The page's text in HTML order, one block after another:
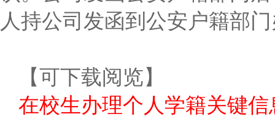
人持公司发函到公安户籍部
【可下载阅览】
在校生办理个人学籍关键